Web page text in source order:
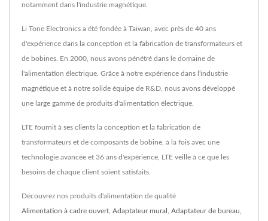
notamment dans l'industrie magnétique.
Li Tone Electronics a été fondée à Taiwan, avec près de 40 ans
d'expérience dans la conception et la fabrication de transformateurs et
de bobines. En 2000, nous avons pénétré dans le domaine de
l'alimentation électrique. Grâce à notre expérience dans l'industrie
magnétique et à notre solide équipe de R&D, nous avons développé
une large gamme de produits d'alimentation électrique.
LTE fournit à ses clients la conception et la fabrication de
transformateurs et de composants de bobine, à la fois avec une
technologie avancée et 36 ans d'expérience, LTE veille à ce que les
besoins de chaque client soient satisfaits.
Découvrez nos produits d'alimentation de qualité
Alimentation à cadre ouvert Adaptateur mural Adaptateur de bureau